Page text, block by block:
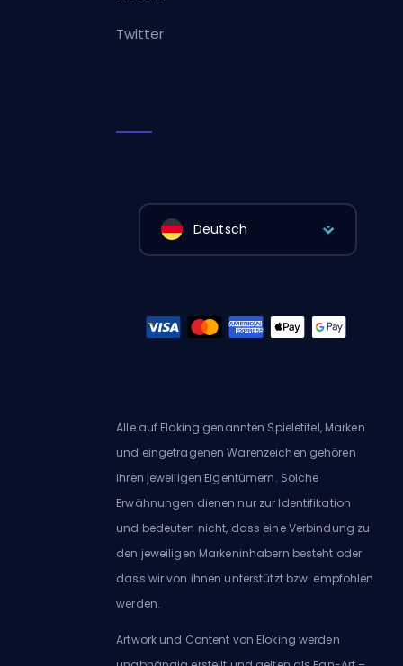
Twitter
Deutsch
Alle auf Eloking genannten Spieletitel, Marken
und eingetragenen Warenzeichen gehören
ihren jeweiligen Eigentümern. Solche
Erwähnungen dienen nur zur Identifikation
und bedeuten nicht, dass eine Verbindung zu
den jeweiligen Markeninhabern besteht oder
dass wir von ihnen unterstützt bzw. empfohlen
werden.
Artwork und Content von Eloking werden